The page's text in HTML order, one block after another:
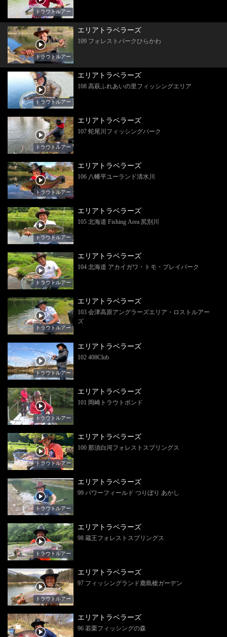
トラウトルアー
トラウトルアー
エリアトラベラーズ
109 フォレストパークひらかわ
トラウトルアー
エリアトラベラーズ
108 高萩ふれあいの里フィッシングエリア
トラウトルアー
エリアトラベラーズ
107 蛇尾川フィッシングパーク
トラウトルアー
エリアトラベラーズ
106 八幡平ユーランド清水川
トラウトルアー
エリアトラベラーズ
105 北海道 Fishing Area 尻別川
トラウトルアー
エリアトラベラーズ
104 北海道 アカイガワ・トモ・プレイパーク
トラウトルアー
エリアトラベラーズ
103 会津高原アングラーズエリア・ロストルアー
ズ
トラウトルアー
エリアトラベラーズ
102 408Club
トラウトルアー
エリアトラベラーズ
101 岡崎トラウトポンド
トラウトルアー
エリアトラベラーズ
100 那須白河フォレストスプリングス
トラウトルアー
エリアトラベラーズ
99 パワーフィールド つりぼり あかし
トラウトルアー
エリアトラベラーズ
98 蔵王フォレストスプリングス
トラウトルアー
エリアトラベラーズ
97 フィッシングランド鹿島槍ガーデン
エリアトラベラーズ
96 若栗フィッシングの森